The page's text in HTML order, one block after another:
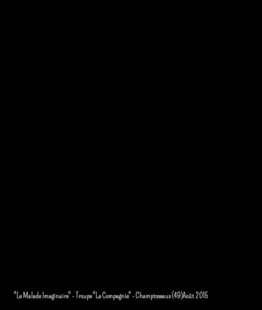
"Le Malade Imaginaire" - Troupe "La Compagnie" - Champtoceaux (49)Août 2015